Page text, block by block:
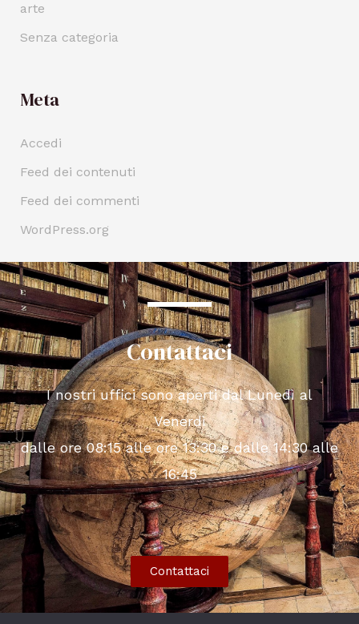
arte
Senza categoria
Meta
Accedi
Feed dei contenuti
Feed dei commenti
WordPress.org
Contattaci
I nostri uffici sono aperti dal Lunedì al
Venerdì
dalle ore 08:15 alle ore 13:30 e dalle 14:30 alle
16:45
Contattaci